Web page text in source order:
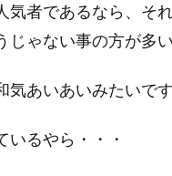
気者であるなら、そ
じゃない事の方が多い
気あいあいみたいで
いるやら・・・